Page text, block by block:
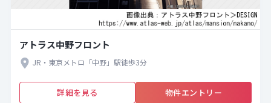
アトラス中野フロント
JR・東京メトロ「中野」駅徒歩3分
詳細を見る 物件エントリー